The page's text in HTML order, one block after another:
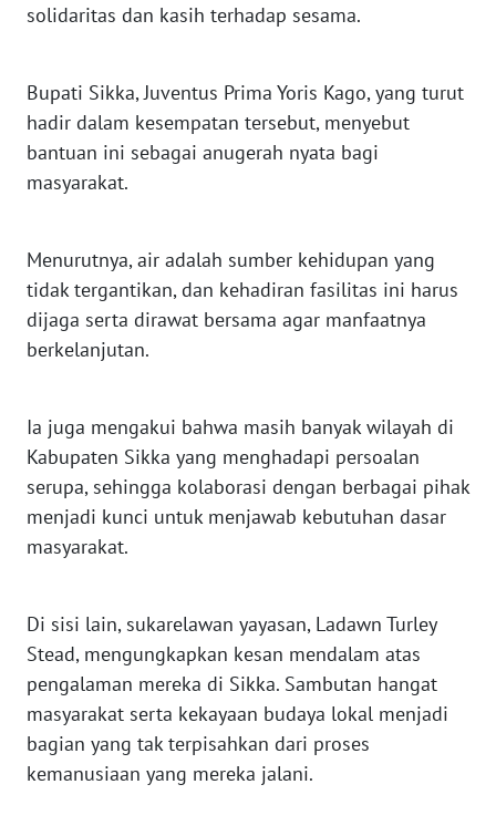
solidaritas dan kasih terhadap sesama.
Bupati Sikka, Juventus Prima Yoris Kago, yang turut
hadir dalam kesempatan tersebut, menyebut
bantuan ini sebagai anugerah nyata bagi
masyarakat.
Menurutnya, air adalah sumber kehidupan yang
tidak tergantikan, dan kehadiran fasilitas ini harus
dijaga serta dirawat bersama agar manfaatnya
berkelanjutan.
Ia juga mengakui bahwa masih banyak wilayah di
Kabupaten Sikka yang menghadapi persoalan
serupa, sehingga kolaborasi dengan berbagai pihak
menjadi kunci untuk menjawab kebutuhan dasar
masyarakat.
Di sisi lain, sukarelawan yayasan, Ladawn Turley
Stead, mengungkapkan kesan mendalam atas
pengalaman mereka di Sikka. Sambutan hangat
masyarakat serta kekayaan budaya lokal menjadi
bagian yang tak terpisahkan dari proses
kemanusiaan yang mereka jalani.
WN
WN
WN
BENGKULU
WN
WN
JATENG
WN
NUSANTARA
JOGJA
WN
JATIM
WN